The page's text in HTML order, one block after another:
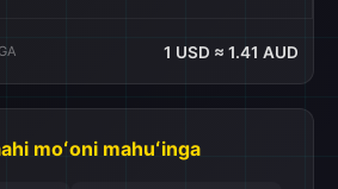
1 USD ≈ 1.41 AUD
moʻoni mahuʻinga